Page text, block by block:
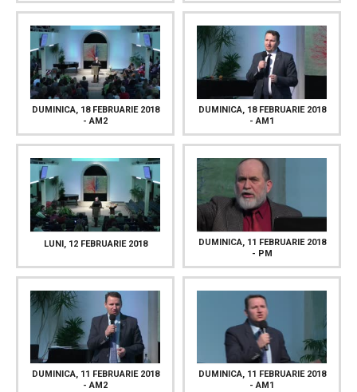
DUMINICA, 18 FEBRUARIE 2018
- AM2
DUMINICA, 18 FEBRUARIE 2018
- AM1
LUNI, 12 FEBRUARIE 2018
DUMINICA, 11 FEBRUARIE 2018
- PM
DUMINICA, 11 FEBRUARIE 2018
- AM2
DUMINICA, 11 FEBRUARIE 2018
- AM1